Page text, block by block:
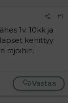
#1
1v. 10kk ja
kehittyy
rajoihin.
Vastaa